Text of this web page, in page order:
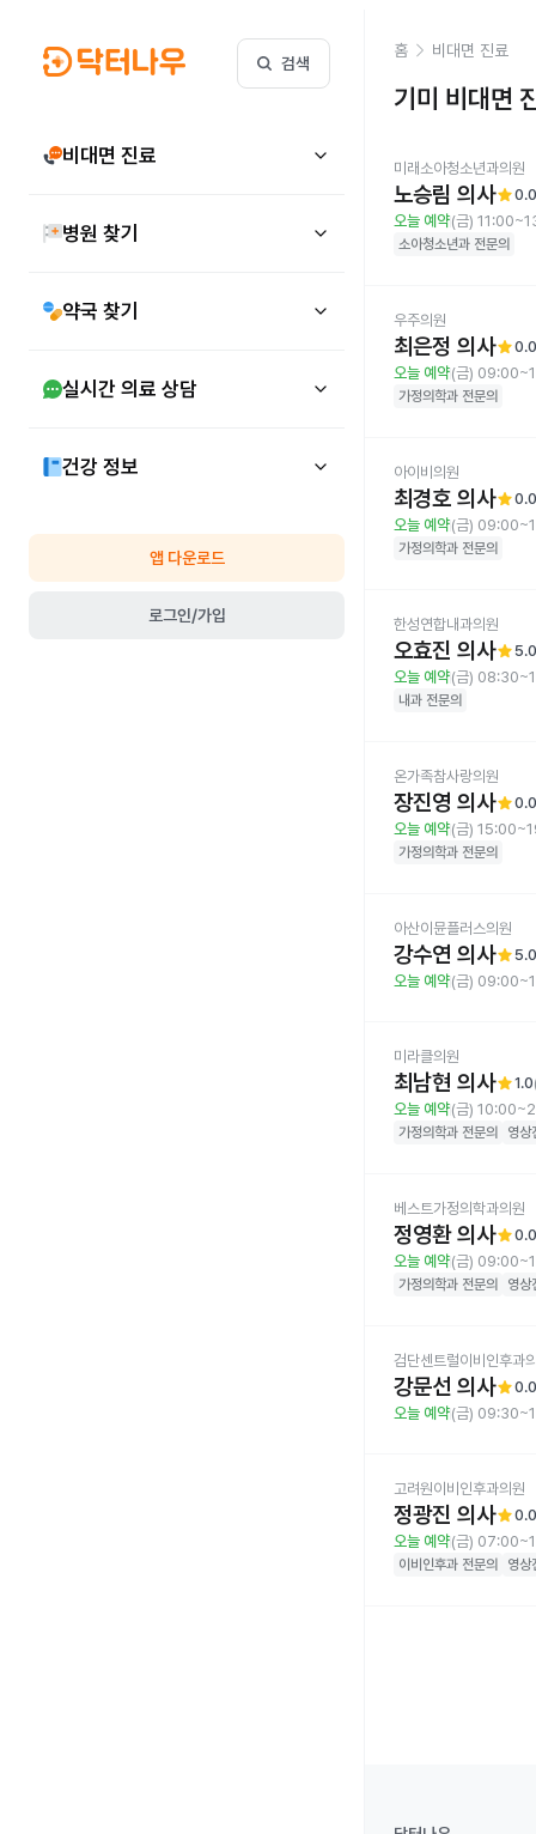
검색
비대면 진료
병원 찾기
약국 찾기
실시간 의료 상담
건강 정보
앱 다운로드
로그인/가입
홈 비대면 진료
기미 비대면
미래소아청소년과의원
노승림 의사star0.0
오늘 예약(금)
소아청소년과 전문의
우주의원
최은정 의사star0.0
오늘 예약(금)
가정의학과 전문의
아이비의원
최경호 의사star0.0
오늘 예약(금)
가정의학과 전문의
한성연합내과의원
오효진 의사star5.0
오늘 예약(금)
내과 전문의
온가족참사랑의원
장진영 의사star0.0
오늘 예약(금)
가정의학과 전문의
아산이뮨플러스의원
강수연 의사star5.0
오늘 예약(금)
미라클의원
최남현 의사star1.0
오늘 예약(금)
가정의학과 전문의 영상
베스트가정의학과의원
정영환 의사star0.0
오늘 예약(금)
가정의학과 전문의 영상
검단센트럴이비인후과
강문선 의사star0.0
오늘 예약(금)
고려원이비인후과의원
정광진 의사star0.0
오늘 예약(금)
이비인후과 전문의 영상